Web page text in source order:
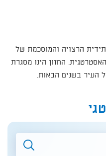
הרצויה והמוסכמת של
החזון הינו מסגרת
העיר בשנים הבאות.
חיפוש